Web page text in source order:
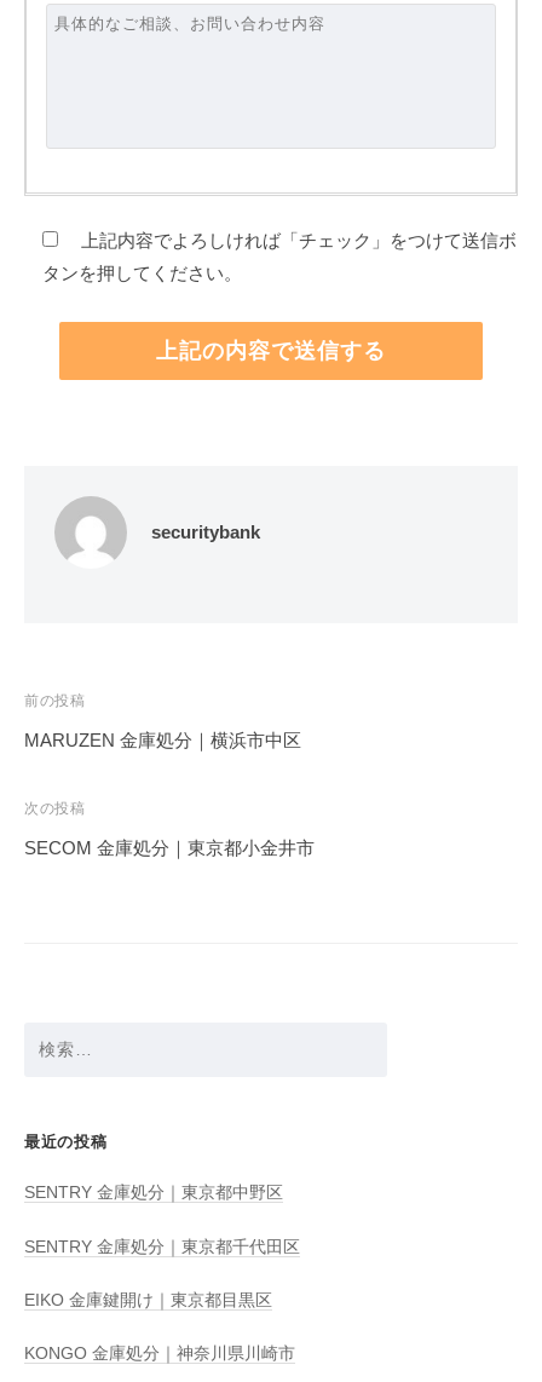
上記内容でよろしければ「チェック」をつけて送信ボ
タンを押してください。
securitybank
投
稿
ビ
ゲ
前の投稿
MARUZEN 金庫処分｜横浜市中区
次の投稿
SECOM 金庫処分｜東京都小金井市
最近の投稿
SENTRY 金庫処分｜東京都中野区
SENTRY 金庫処分｜東京都千代田区
EIKO 金庫鍵開け｜東京都目黒区
KONGO 金庫処分｜神奈川県川崎市